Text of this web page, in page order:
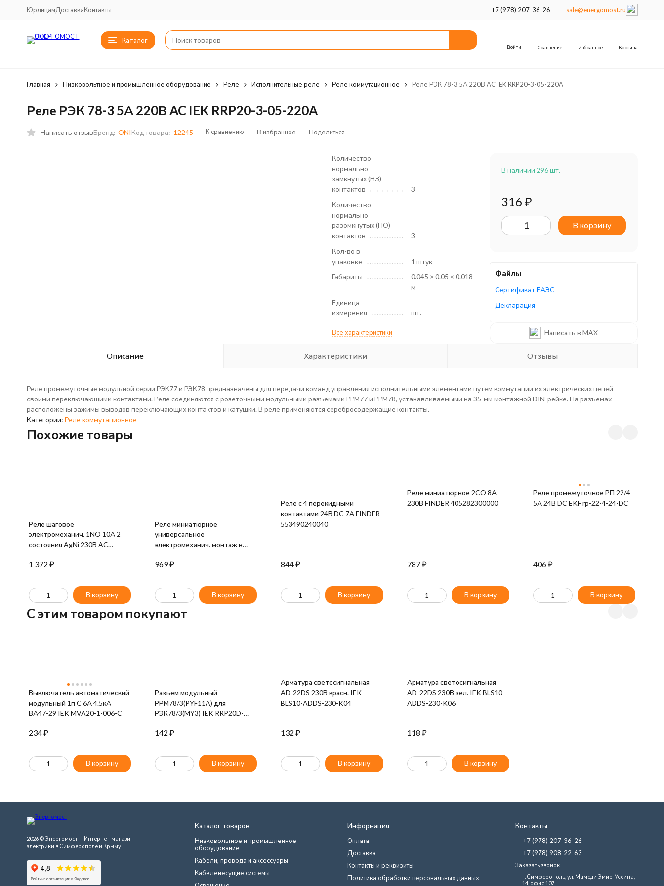
ЮрлицамДоставкаКонтакты +7 (978) 207-36-26 sale@energomost.ru
Каталог
Войти Сравнение Избранное Корзина
Главная Низковольтное и промышленное оборудование Реле Исполнительные реле Реле коммутационное Реле РЭК 78-3 5А 220В AC IEK RRP20-3-05-220A
Реле РЭК 78-3 5А 220В AC IEK RRP20-3-05-220A
Написать отзывБренд: ONIКод товара: 12245 К сравнению В избранное Поделиться
Количество
нормально
замкнутых (НЗ)
контактов
3
Количество
нормально
разомкнутых (НО)
контактов
3
Кол-во в
упаковке
1 штук
Габариты
0.045 × 0.05 × 0.018
м
Единица
измерения
шт.
Все характеристики
В наличии 296 шт.
316 ₽
В корзину
Файлы
Сертификат ЕАЭС
Декларация
Написать в MAX
Описание Характеристики Отзывы
Реле промежуточные модульной серии РЭК77 и РЭК78 предназначены для передачи команд управления исполнительными элементами путем коммутации их электрических цепей
своими переключающими контактами. Реле соединяются с розеточными модульными разъемами РРМ77 и РРМ78, устанавливаемыми на 35-мм монтажной DIN-рейке. На разъемах
расположены зажимы выводов переключающих контактов и катушки. В реле применяются серебросодержащие контакты.
Категории: Реле коммутационное
Похожие товары
Реле шаговое
электромеханич. 1NO 10А 2
состояния AgNi 230В AC
260182300000
1 372 ₽
В корзину
Реле миниатюрное
универсальное
электромеханич. монтаж в
RTI FINDER 553482300040
969₽
В корзину
Реле с 4 перекидными
контактами 24В DC 7А FINDER
553490240040
844₽
В корзину
Реле миниатюрное 2CO 8А
230В FINDER 405282300000
787₽
В корзину
Реле промежуточное РП 22/4
5А 24В DC EKF rp-22-4-24-DC
406₽
В корзину
C этим товаром покупают
Выключатель автоматический
модульный 1п C 6А 4.5кА
ВА47-29 IEK MVA20-1-006-C
234₽
В корзину
Разъем модульный
РРМ78/3(PYF11A) для
РЭК78/3(MY3) IEK RRP20D-
142 ₽
В корзину
Арматура светосигнальная
AD-22DS 230В красн. IEK
BLS10-ADDS-230-K04
132 ₽
В корзину
Арматура светосигнальная
AD-22DS 230В зел. IEK BLS10-
ADDS-230-K06
118 ₽
В корзину
2026 © Энергомост — Интернет-магазин
электрики в Симферополе и Крыму
Каталог товаров
Низковольтное и промышленное
оборудование
Кабели, провода и аксессуары
Кабеленесущие системы
Информация
Оплата
Доставка
Контакты и реквизиты
Политика обработки персональных данных
Контакты
+7 (978) 207-36-26
+7 (978) 908-22-63
Заказать звонок
г. Симферополь, ул. Мамеди Эмир-Усеина,
14, офис 107